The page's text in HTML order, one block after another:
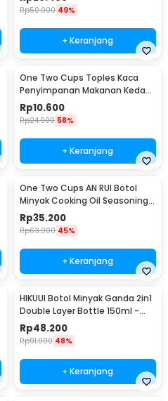
Rp50.900 49%
+ Keranjang
One Two Cups Toples Kaca
Penyimpanan Makanan Kedap
Udara Storage Jar 350ml -
GH1270
Rp10.600
Rp24.900 58%
+ Keranjang
One Two Cups AN RUI Botol
Minyak Cooking Oil Seasoning
Bottle 550ml - YH-033
Rp35.200
Rp63.900 45%
+ Keranjang
HIKUUI Botol Minyak Ganda 2in1
Double Layer Bottle 150ml -
HI150
Rp48.200
Rp91.900 48%
+ Keranjang